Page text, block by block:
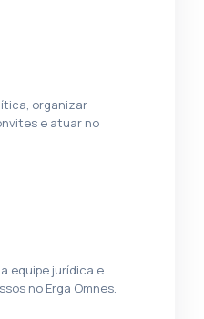
organizar
e atuar no
equipe jurídica e
no Erga Omnes.